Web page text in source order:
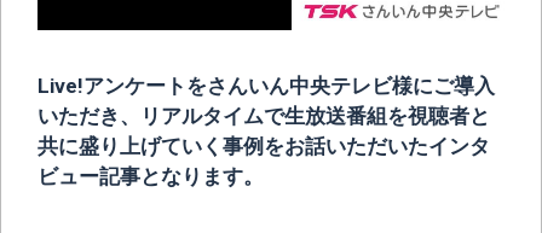
Live!アンケートをさんいん中央テレビ様にご導入
いただき、リアルタイムで生放送番組を視聴者と
共に盛り上げていく事例をお話いただいたインタ
ビュー記事となります。